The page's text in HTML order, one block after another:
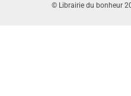
© Librairie du bonheur